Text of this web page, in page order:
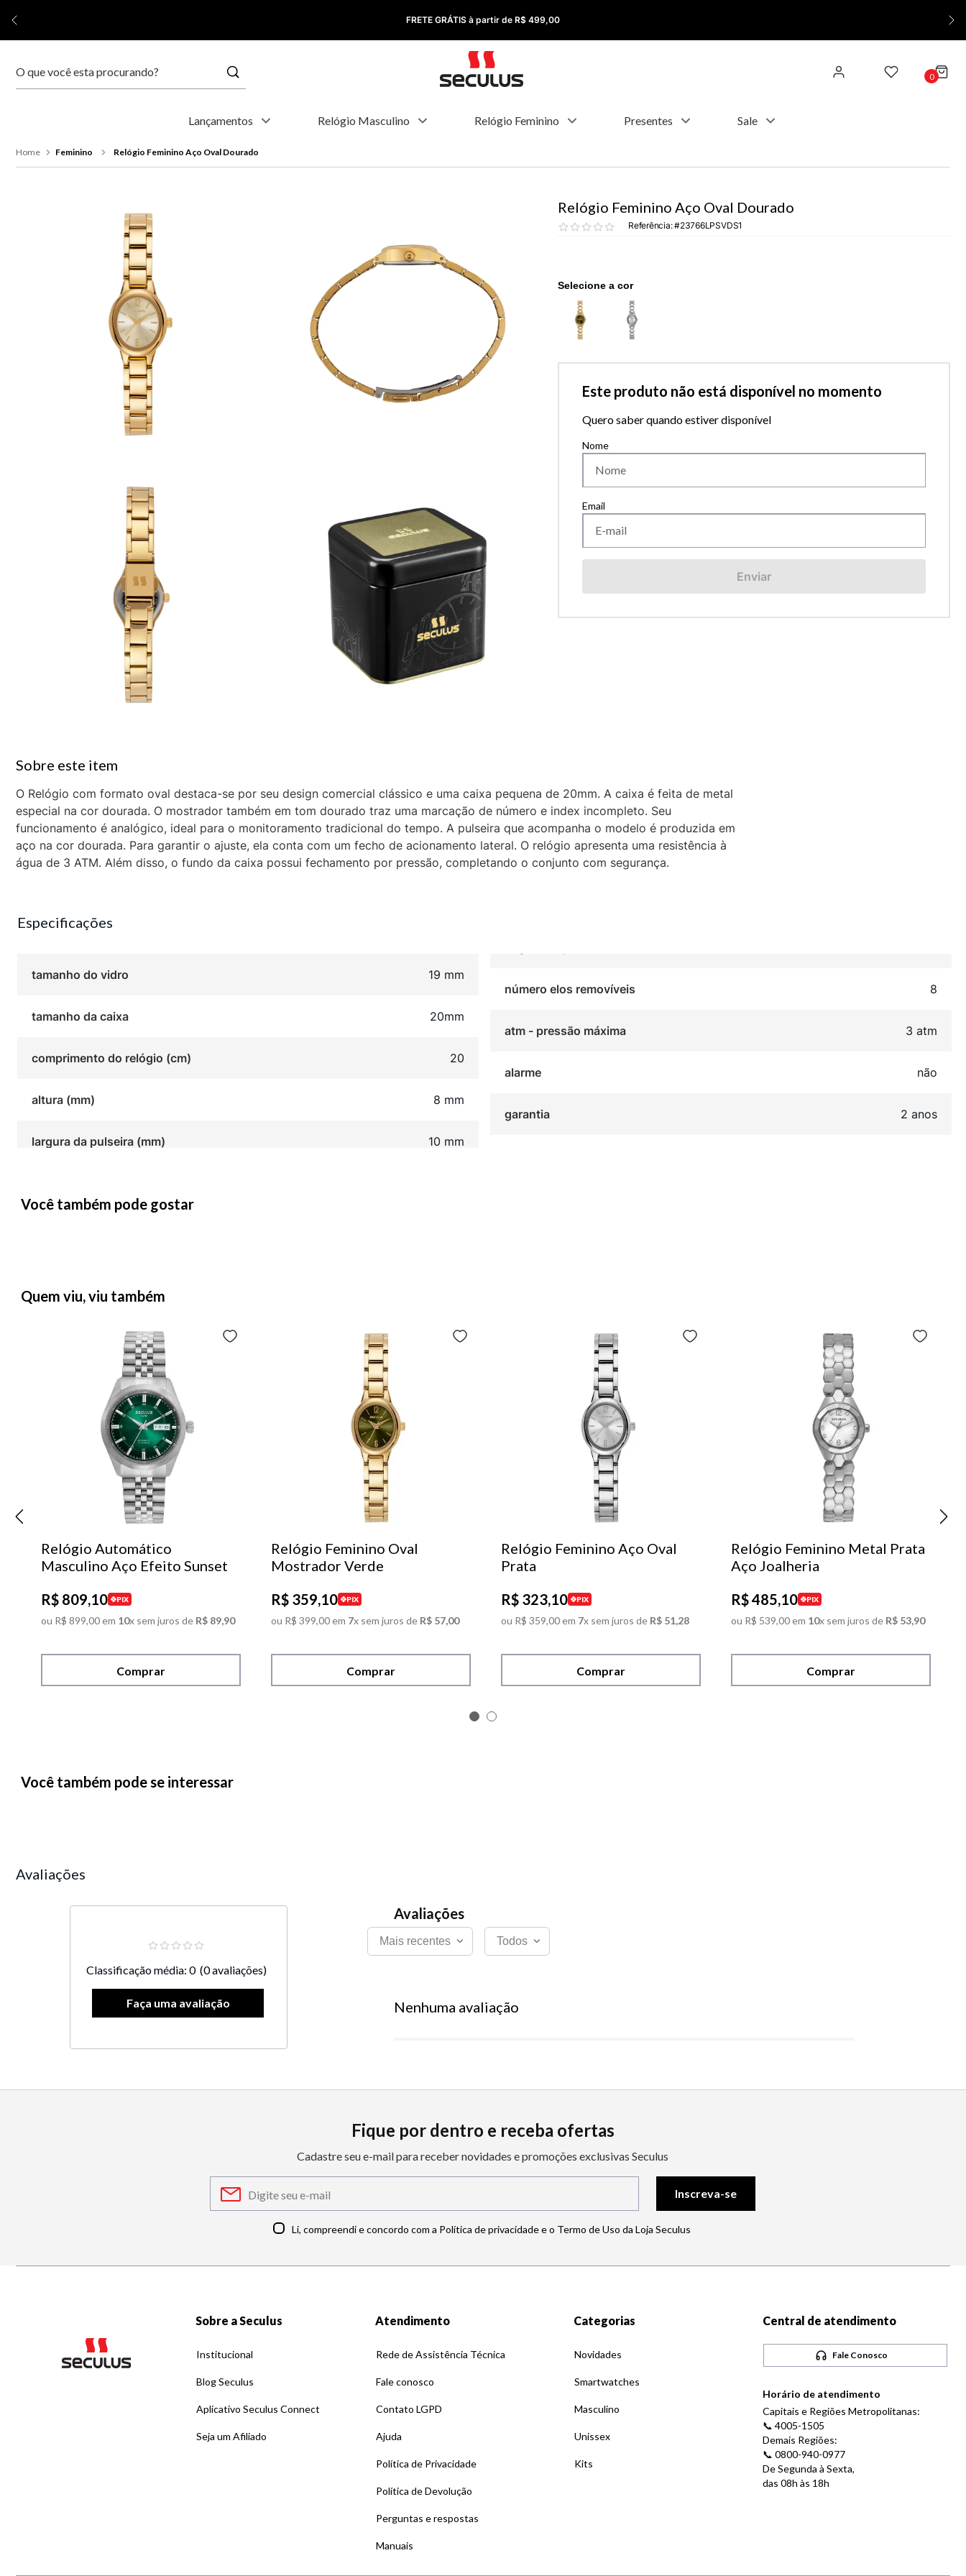
PAGUE COM PIX | Ganhe 10% OFF
0
Lançamentos Relógio Masculino Relógio Feminino Presentes Sale
Feminino Relógio Feminino Aço Oval Dourado
Relógio Feminino Aço Oval Dourado
Referência: 23766LPSVDS1
Este produto não está disponível no momento
Quero saber quando estiver disponível
Enviar
O Relógio com formato oval destaca-se por seu design comercial clássico e uma caixa pequena de 20mm. A caixa é feita de metal
especial na cor dourada. O mostrador também em tom dourado traz uma marcação de número e index incompleto. Seu
funcionamento é analógico, ideal para o monitoramento tradicional do tempo. A pulseira que acompanha o modelo é produzida em
aço na cor dourada. Para garantir o ajuste, ela conta com um fecho de acionamento lateral. O relógio apresenta uma resistência à
água de 3 ATM. Além disso, o fundo da caixa possui fechamento por pressão, completando o conjunto com segurança.
Especificações
tamanho do vidro 19 mm
tamanho da caixa 20mm
comprimento do relógio (cm) 20
altura (mm) 8 mm
largura da pulseira (mm) 10 mm
número elos removíveis 8
atm - pressão máxima 3 atm
alarme não
garantia 2 anos
Você também pode gostar
Quem viu, viu também
Relógio Automático
Masculino Aço Efeito Sunset
R$ 809,10 PIX
ou R$ 899,00em 10x sem juros de R$ 89,90
Comprar
Relógio Feminino Oval
Mostrador Verde
R$ 359,10 PIX
ou R$ 399,00em 7x sem juros de R$ 57,00
Comprar
Relógio Feminino Aço Oval
Prata
R$ 323,10 PIX
ou R$ 359,00em 7x sem juros de R$ 51,28
Comprar
Relógio Feminino Metal Prata
Aço Joalheria
R$485,10 PIX
ou R$ 539,00em 10x sem juros de R$ 53,90
Comprar
Você também pode se interessar
Avaliações
Classificação média: 0 (0 avaliações)
Mais recentes Todos
Nenhuma avaliação
Fique por dentro e receba ofertas
Cadastre seu e-mail para receber novidades e promoções exclusivas Seculus
Inscreva-se
Li, compreendi e concordo com a Política de privacidade e o Termo de Uso da Loja Seculus
Sobre a Seculus
Institucional
Blog Seculus
Aplicativo Seculus Connect
Seja um Afiliado
Atendimento
Rede de Assistência Técnica
Fale conosco
Contato LGPD
Ajuda
Política de Privacidade
Política de Devolução
Perguntas e respostas
Manuais
Categorias
Novidades
Smartwatches
Masculino
Unissex
Kits
Central de atendimento
Fale Conosco
Horário de atendimento
Capitais e Regiões Metropolitanas:
📞 4005-1505
Demais Regiões:
📞 0800-940-0977
De Segunda à Sexta,
das 08h às 18h
1 º kyoto
relógio masculino
automático
relógio feminino rose